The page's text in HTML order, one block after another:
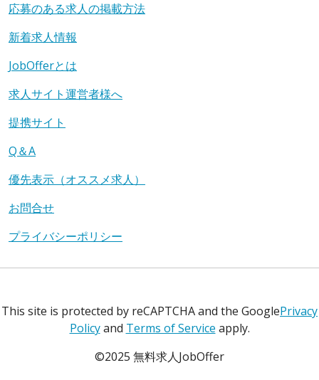
応募のある求人の掲載方法
新着求人情報
JobOfferとは
求人サイト運営者様へ
提携サイト
Q＆A
優先表示（オススメ求人）
お問合せ
プライバシーポリシー
This site is protected by reCAPTCHA and the GooglePrivacy
Policyand Terms of Service apply.
©2025 無料求人JobOffer